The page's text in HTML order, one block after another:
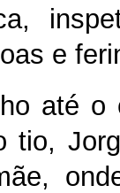
e
até o
tio,